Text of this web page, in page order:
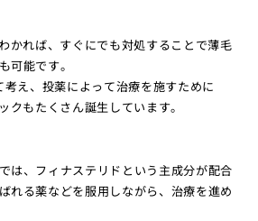
かれば、すぐにでも対処することで薄毛
可能です。
え、投薬によって治療を施すために
クもたくさん誕生しています。
は、フィナステリドという主成分が配合
れる薬などを服用しながら、治療を進め